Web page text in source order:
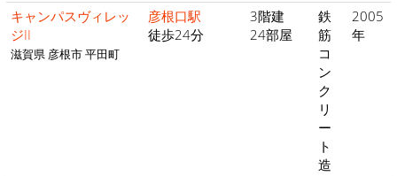
キャンパスヴィレッ
ジII
滋賀県 彦根市 平田町
彦根口駅
徒歩24分
3階建
24部屋
鉄
筋
コ
ン
ク
リ
ー
ト
造
2005
年